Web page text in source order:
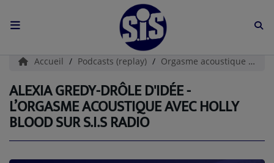
ACCUEIL
L'HISTOIRE DE S.I.S
BOUTIQUE
Accueil Podcasts (replay) Orgasme acoustique
ALEXIA GREDY-DRÔLE D'IDÉE -
L’ORGASME ACOUSTIQUE AVEC HOLLY
BLOOD SUR S.I.S RADIO